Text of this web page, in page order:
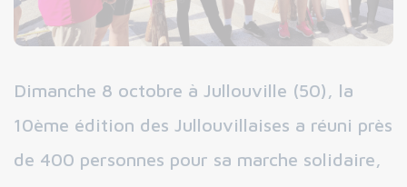
Dimanche 8 octobre à Jullouville (50), la
10ème édition des Jullouvillaises a réuni près
de 400 personnes pour sa marche solidaire,